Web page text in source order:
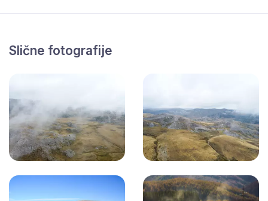
Slične fotografije